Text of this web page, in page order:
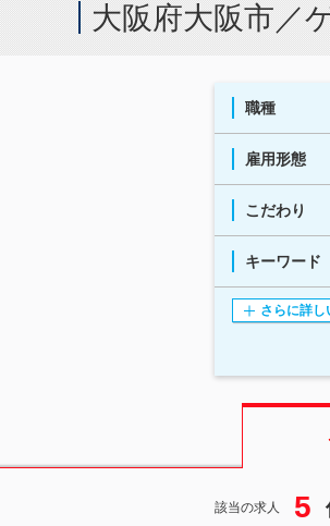
大阪府大阪市／
職種
雇用形態
こだわり
キーワード
さらに詳し
該当の求人 5